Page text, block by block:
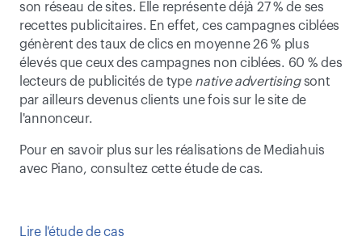
son réseau de sites. Elle représente déjà 27 % de ses
recettes publicitaires. En effet, ces campagnes ciblées
génèrent des taux de clics en moyenne 26 % plus
élevés que ceux des campagnes non ciblées. 60 % des
lecteurs de publicités de type native advertising sont
par ailleurs devenus clients une fois sur le site de
l'annonceur.
Pour en savoir plus sur les réalisations de Mediahuis
avec Piano, consultez cette étude de cas.
Lire l'étude de cas